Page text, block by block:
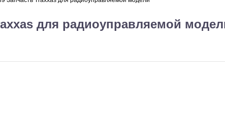
Машины с
Трофи
для радиоуправляемой